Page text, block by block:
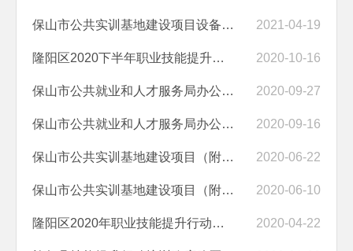
保山市公共实训基地建设项目设备购置第一标段竞争性磋商三次公告 2021-04-19
隆阳区2020下半年职业技能提升行动培训项目招标公告 2020-10-16
保山市公共就业和人才服务局办公区域改造项目成交结果公告 2020-09-27
保山市公共就业和人才服务局办公区域改造项目竞争性磋商公告 2020-09-16
保山市公共实训基地建设项目（附属工程设计）成交结果公告 2020-06-22
保山市公共实训基地建设项目（附属工程设计）竞争性谈判公告 2020-06-10
隆阳区2020年职业技能提升行动培训项目招标公告 2020-04-22